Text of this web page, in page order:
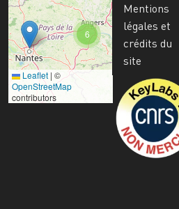
6
Leaflet | ©
OpenStreetMap
contributors
Mentions
légales et
crédits du
site
Image